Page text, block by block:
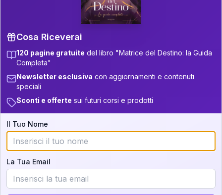
Scorri più in basso per vedere
un'interpretazione parziale gratuita della tua
Iscriviti alla newsletter per ricevere
aggiornamenti quando sarà disponibile.
Cosa scoprirete nella vostra
interpretazione:
💕 Come rafforzare la vostra unione
Cosa Riceverai
120 pagine gratuite del libro "Matrice del Destino: la Guida
Completa"
Newsletter esclusiva con aggiornamenti e contenuti
speciali
Sconti e offerte sui futuri corsi e prodotti
Il Tuo Nome
La Tua Email